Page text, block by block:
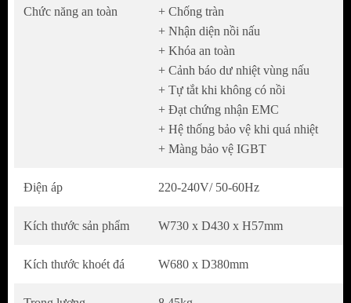
được mọi loại nồi nấu.
Và với 2 vùng nấu có công suất lớn,
này đem đến khả năng nấu nướng
nhanh chóng, tiện lợi, tiết kiệm thời gian cho
Kích thước sản phẩm (DxR): 730 x 430 mm
Kích thước lắp đặt (DxR): 680 x 380 mm
Bếp điện từ Sakura SE-MH502B sử dụng mặt
kính Ceramic chất lượng cao
Chức năng an toàn
+ Chống tràn
+ Nhận diện nồi nấu
+ Khóa an toàn
+ Cảnh báo dư nhiệt vùng nấu
+ Tự tắt khi không có nồi
+ Đạt chứng nhận EMC
+ Hệ thống bảo vệ khi quá nhiệt
+ Màng bảo vệ IGBT
Điện áp 220-240V/ 50-60Hz
Kích thước sản phẩm W730 x D430 x H57mm
Kích thước khoét đá W680 x D380mm